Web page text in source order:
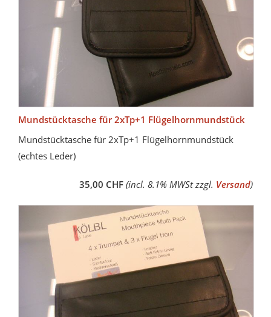
Mundstücktasche für 2xTp+1 Flügelhornmundstück
Mundstücktasche für 2xTp+1 Flügelhornmundstück
(echtes Leder)
35,00 CHF (incl. 8.1% MWSt zzgl. Versand)